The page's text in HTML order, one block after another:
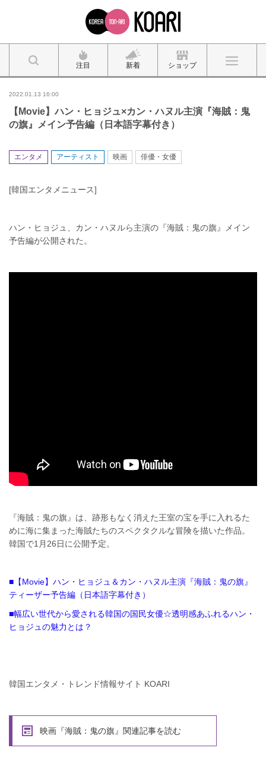
注目 新着 ショップ
2022.01.13 16:00
【Movie】ハン・ヒョジュ×カン・ハヌル主演『海賊：鬼
の旗』メイン予告編（日本語字幕付き）
エンタメ アーティスト 映画 俳優・女優
[韓国エンタメニュース]
ハン・ヒョジュ、カン・ハヌルら主演の『海賊：鬼の旗』メイン
予告編が公開された。
『海賊：鬼の旗』は、跡形もなく消えた王室の宝を手に入れるた
めに海に集まった海賊たちのスペクタクルな冒険を描いた作品。
韓国で1月26日に公開予定。
■【Movie】ハン・ヒョジュ＆カン・ハヌル主演『海賊：鬼の旗』
ティーザー予告編（日本語字幕付き）
■幅広い世代から愛される韓国の国民女優☆透明感あふれるハン・
ヒョジュの魅力とは？
韓国エンタメ・トレンド情報サイト KOARI
映画『海賊：鬼の旗』関連記事を読む